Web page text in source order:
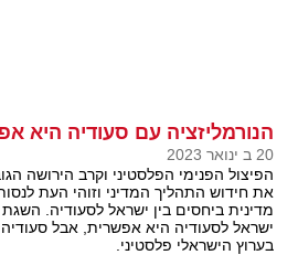
הנורמליזציה עם סעודיה היא
20 ב ינואר 2023
הפיצול הפנימי הפלסטיני וקרב הירושה
את חידוש התהליך המדיני וזוהי העת
מדינית ביחסים בין ישראל לסעודיה. השגת
ישראל לסעודיה היא אפשרית, אבל
בערוץ הישראלי פלסטיני.